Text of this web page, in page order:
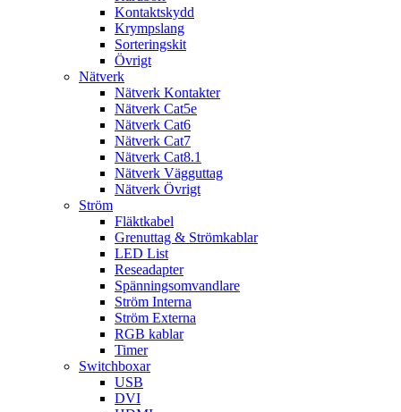
Kontaktskydd
Krympslang
Sorteringskit
Övrigt
Nätverk
Nätverk Kontakter
Nätverk Cat5e
Nätverk Cat6
Nätverk Cat7
Nätverk Cat8.1
Nätverk Vägguttag
Nätverk Övrigt
Ström
Fläktkabel
Grenuttag & Strömkablar
LED List
Reseadapter
Spänningsomvandlare
Ström Interna
Ström Externa
RGB kablar
Timer
Switchboxar
USB
DVI